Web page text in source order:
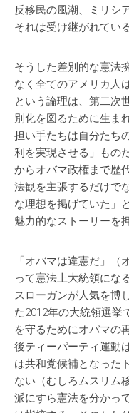
反移民の風潮、ミリシ
それは受け継がれている
そうした差別的な憲法
なく全てのアメリカ人
という論理は、第二次
別化を図るために生ま
担い手たちは自分たち
利を実現させる」もの
からオバマ政権まで歴
法観を主張するだけで
な理想を掲げていた」
魅力的なストーリーを
「オバマは違憲だ」
って憲法上大統領にな
スローガンが人気を博
た2012年の大統領選挙
を守るためにオバマの
後ティーパーティ運動
は共和党候補となった
ない（むしろムスリム
派にすら憲法を分かっ